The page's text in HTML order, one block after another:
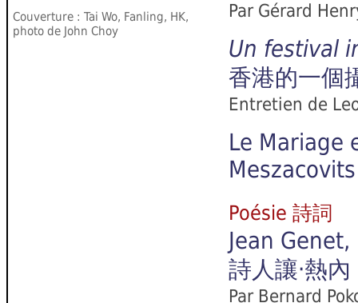
Couverture : Tai Wo, Fanling, HK,
photo de John Choy
Par Gérard
Un festival
香港的一個
Entretien de
Le Mariage
Meszacovits
Poésie 詩詞
Jean
詩人讓‧熱內
Par Bernard